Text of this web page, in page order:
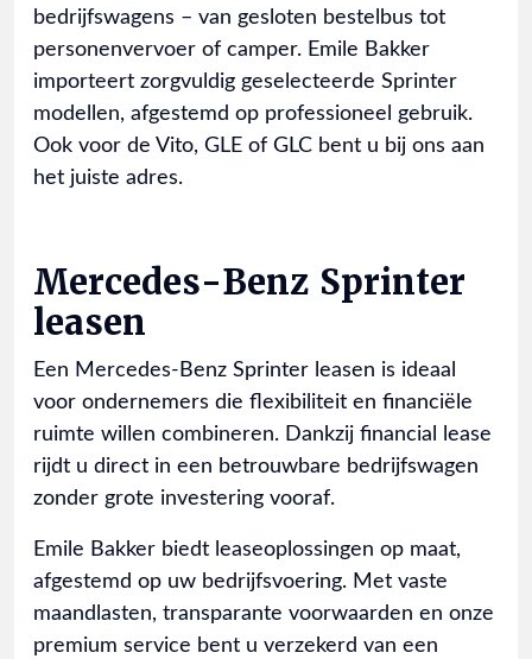
bedrijfswagens – van gesloten bestelbus tot
personenvervoer of camper. Emile Bakker
importeert zorgvuldig geselecteerde Sprinter
modellen, afgestemd op professioneel gebruik.
Ook voor de Vito, GLE of GLC bent u bij ons aan
het juiste adres.
Mercedes-Benz Sprinter
leasen
Een Mercedes-Benz Sprinter leasen is ideaal
voor ondernemers die flexibiliteit en financiële
ruimte willen combineren. Dankzij financial lease
rijdt u direct in een betrouwbare bedrijfswagen
zonder grote investering vooraf.
Emile Bakker biedt leaseoplossingen op maat,
afgestemd op uw bedrijfsvoering. Met vaste
maandlasten, transparante voorwaarden en onze
premium service bent u verzekerd van een